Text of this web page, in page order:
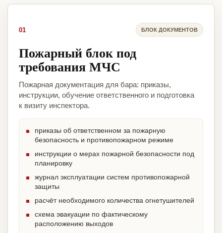
01 БЛОК ДОКУМЕНТОВ
Пожарный блок под
требования МЧС
Пожарная документация для бара: приказы,
инструкции, обучение ответственного и подготовка
к визиту инспектора.
приказы об ответственном за пожарную
безопасность и противопожарном режиме
инструкции о мерах пожарной безопасности под
планировку
журнал эксплуатации систем противопожарной
защиты
расчёт необходимого количества огнетушителей
схема эвакуации по фактическому
расположению выходов